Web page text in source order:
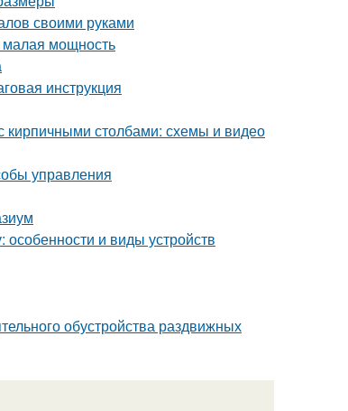
своими руками
малая мощность
инструкция
кирпичными столбами: схемы и видео
управления
и виды устройств
обустройства раздвижных